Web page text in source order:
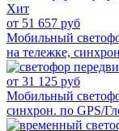
Хит
от 51 657 руб
Мобильный
на тележке,
от 31 125 руб
Мобильный
синхрон. по GPS/